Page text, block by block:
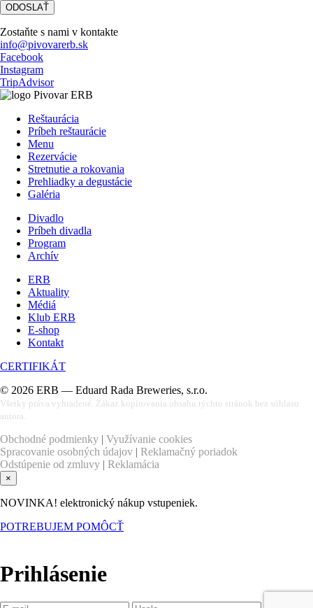
Zostaňte s nami v kontakte
info@pivovarerb.sk
Facebook
Instagram
TripAdvisor
Reštaurácia
Príbeh reštaurácie
Menu
Rezervácie
Stretnutie a rokovania
Prehliadky a degustácie
Galéria
Divadlo
Príbeh divadla
Program
Archív
ERB
Aktuality
Médiá
Klub ERB
E-shop
Kontakt
CERTIFIKÁT
© 2026 ERB — Eduard Rada Breweries, s.r.o.
Všetky práva vyhradené. Zákaz kopírovania obsahu týchto stránok bez súhlasu
autora.
Obchodné podmienky | Využívanie cookies
Spracovanie osobných údajov | Reklamačný poriadok
Odstúpenie od zmluvy | Reklamácia
×
NOVINKA! elektronický nákup vstupeniek.
POTREBUJEM POMÔCŤ
Prihlásenie